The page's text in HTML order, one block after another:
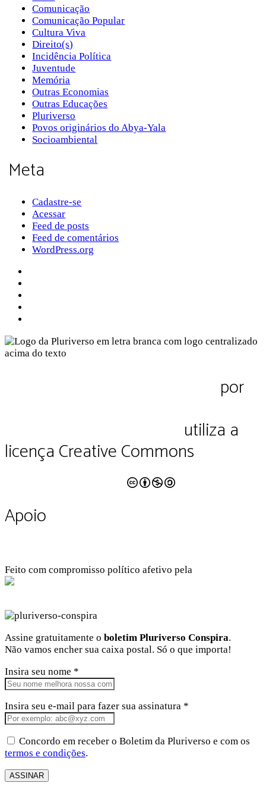
Comunicação
Comunicação Popular
Cultura Viva
Direito(s)
Incidência Política
Juventude
Memória
Outras Economias
Outras Educações
Pluriverso
Povos originários do Abya-Yala
Socioambiental
Meta
Cadastre-se
Acessar
Feed de posts
Feed de comentários
WordPress.org
por
utiliza a
licença Creative Commons
Apoio
Feito com compromisso político afetivo pela
Assine gratuitamente o boletim Pluriverso Conspira.
Não vamos encher sua caixa postal. Só o que importa!
Insira seu nome *
Insira seu e-mail para fazer sua assinatura *
Concordo em receber o Boletim da Pluriverso e com os
termos e condições.